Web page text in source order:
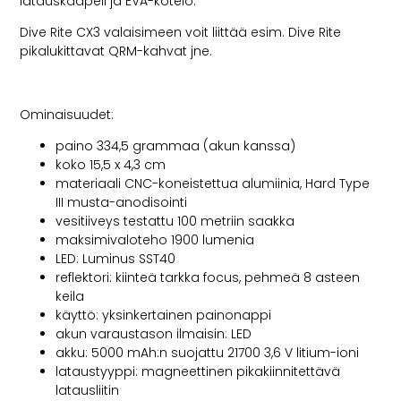
Dive Rite CX3 valaisimeen voit liittää esim. Dive Rite
pikalukittavat QRM-kahvat jne.
Ominaisuudet:
paino 334,5 grammaa (akun kanssa)
koko 15,5 x 4,3 cm
materiaali CNC-koneistettua alumiinia, Hard Type
III musta-anodisointi
vesitiiveys testattu 100 metriin saakka
maksimivaloteho 1900 lumenia
LED: Luminus SST40
reflektori: kiinteä tarkka focus, pehmeä 8 asteen
keila
käyttö: yksinkertainen painonappi
akun varaustason ilmaisin: LED
akku: 5000 mAh:n suojattu 21700 3,6 V litium-ioni
lataustyyppi: magneettinen pikakiinnitettävä
latausliitin